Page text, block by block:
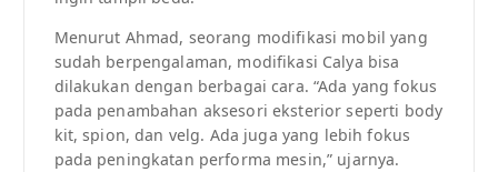
Menurut Ahmad, seorang modifikasi mobil yang
sudah berpengalaman, modifikasi Calya bisa
dilakukan dengan berbagai cara. “Ada yang fokus
pada penambahan aksesori eksterior seperti body
kit, spion, dan velg. Ada juga yang lebih fokus
pada peningkatan performa mesin,” ujarnya.